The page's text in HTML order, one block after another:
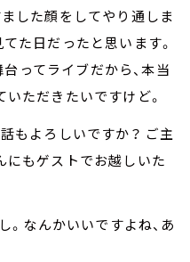
した顔をしてやり通しま
た日だったと思います。
台ってライブだから、本当
ただきたいですけど。
もよろしいですか？ ご主
にもゲストでお越しいた
。なんかいいですよね、あ